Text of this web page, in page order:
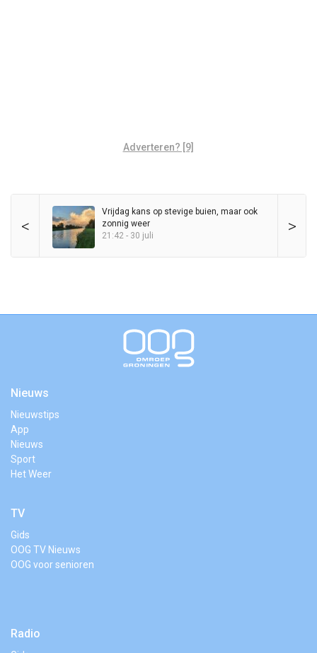
Adverteren? [9]
< >
Vrijdag kans op stevige buien, maar ook
zonnig weer
21:42 - 30 juli
Nieuws
Nieuwstips
App
Nieuws
Sport
Het Weer
TV
Gids
OOG TV Nieuws
OOG voor senioren
Radio